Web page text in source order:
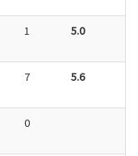
1 5.0
7 5.6
0